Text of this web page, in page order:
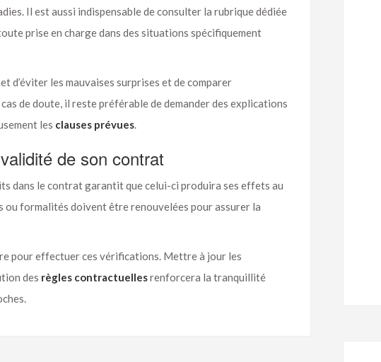
Il est aussi indispensable de consulter la rubrique dédiée
prise en charge dans des situations spécifiquement
d’éviter les mauvaises surprises et de comparer
de doute, il reste préférable de demander des explications
les clauses prévues.
de son contrat
dans le contrat garantit que celui-ci produira ses effets au
formalités doivent être renouvelées pour assurer la
pour effectuer ces vérifications. Mettre à jour les
des règles contractuellesrenforcera la tranquillité